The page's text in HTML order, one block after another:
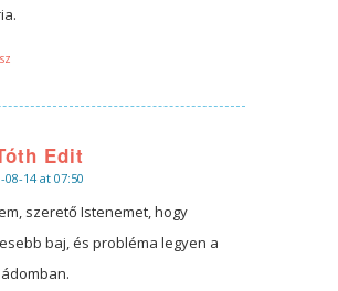
Edit
08-14 at 07:50
szerető Istenemet, hogy
baj, és probléma legyen a